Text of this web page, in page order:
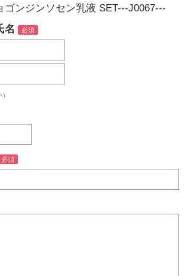
ゴンジンソセン乳液 SET---J0067---
名